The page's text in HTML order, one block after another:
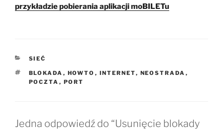
przykładzie pobierania aplikacji moBILETu
KATEGORIE
SIEĆ
TAGI
BLOKADA , HOWTO , INTERNET, NEOSTRADA ,
POCZTA , PORT
Jedna odpowiedź do “Usunięcie blokady